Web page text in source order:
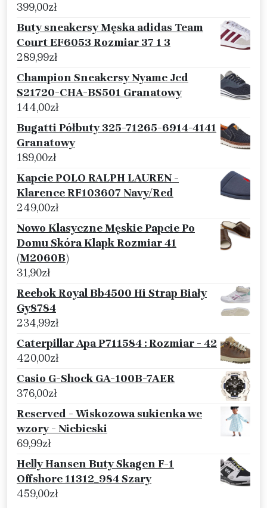
399,00zł
Buty sneakersy Męska adidas Team
Court EF6053 Rozmiar 37 1 3
289,99zł
Champion Sneakersy Nyame Jcd
S21720-CHA-BS501 Granatowy
144,00zł
Bugatti Półbuty 325-71265-6914-4141
Granatowy
189,00zł
Kapcie POLO RALPH LAUREN -
Klarence RF103607 Navy/Red
249,00zł
Nowo Klasyczne Męskie Papcie Po
Domu Skóra Klapk Rozmiar 41
(M2060B)
31,90zł
Reebok Royal Bb4500 Hi Strap Biały
Gy8784
234,99zł
Caterpillar Apa P711584 : Rozmiar - 42
420,00zł
Casio G-Shock GA-100B-7AER
376,00zł
Reserved - Wiskozowa sukienka we
wzory - Niebieski
69,99zł
Helly Hansen Buty Skagen F-1
Offshore 11312_984 Szary
459,00zł